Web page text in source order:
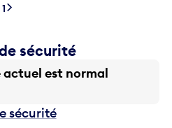
sécurité
est normal
sécurité